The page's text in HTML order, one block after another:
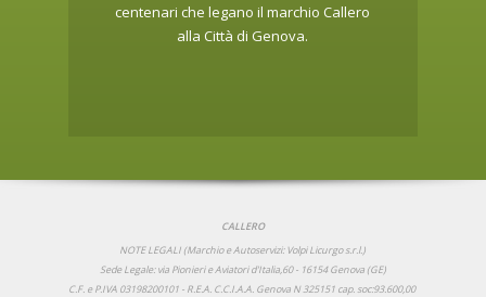
centenari che legano il marchio Callero
alla Città di Genova.
CALLERO
NOTE LEGALI (Marchio e Autoservizi: Volpi Licurgo s.r.l.)
Sede Legale: via Pionieri e Aviatori d'Italia,60 - 16154 Genova (GE)
C.F. e P.IVA 03198200101 - R.E.A. C.C.I.A.A. Genova N 325151 cap. soc:93.600,00